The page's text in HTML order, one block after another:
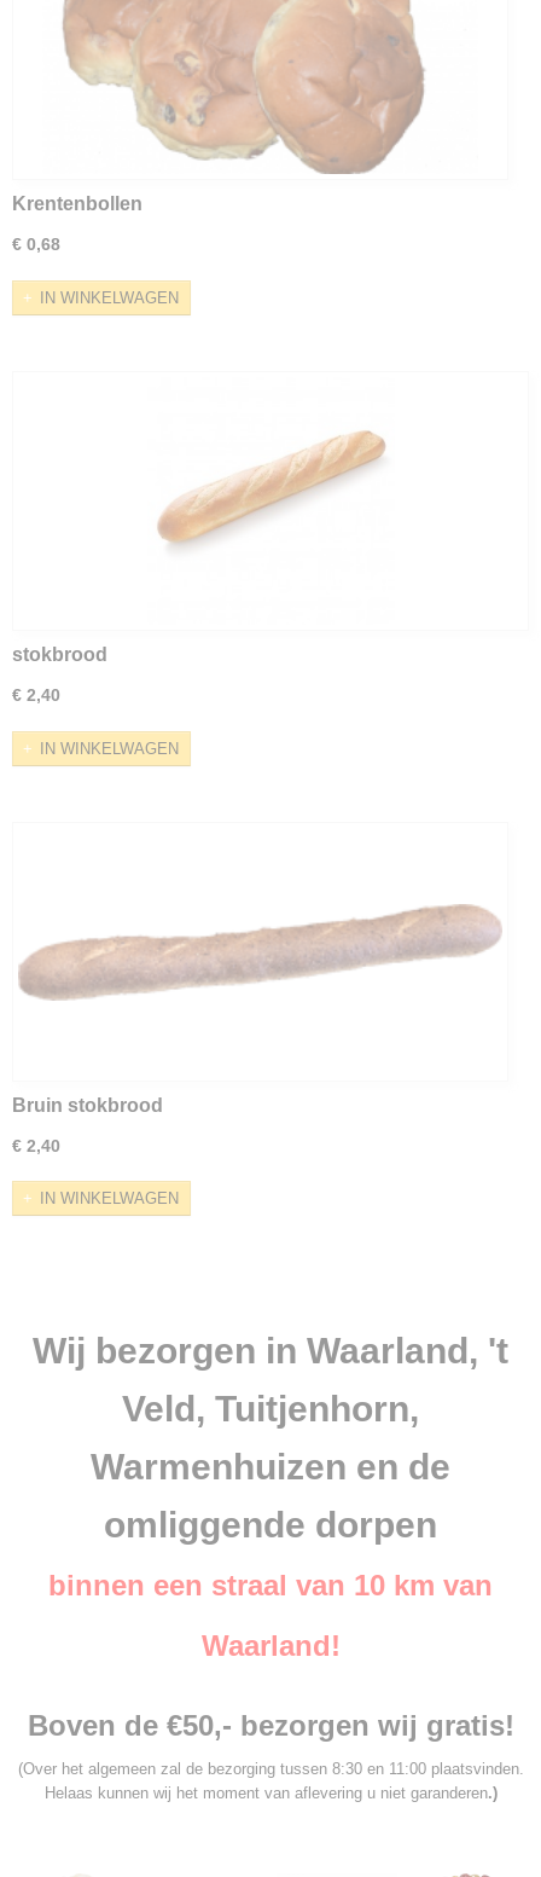
Krentenbollen
€ 0,68
IN WINKELWAGEN
stokbrood
€ 2,40
IN WINKELWAGEN
Bruin stokbrood
€ 2,40
IN WINKELWAGEN
Wij bezorgen in Waarland, 't
Veld, Tuitjenhorn,
Warmenhuizen en de
omliggende dorpen
binnen een straal van 10 km van
Waarland!
Boven de €50,- bezorgen wij gratis!
(Over het algemeen zal de bezorging tussen 8:30 en 11:00 plaatsvinden.
Helaas kunnen wij het moment van aflevering u niet garanderen.)